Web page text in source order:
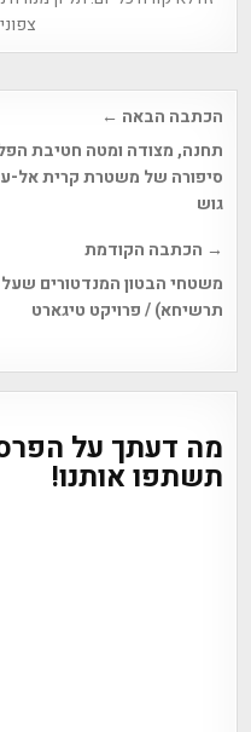
Post
navigation
הכתבה הבאה ←
תחנה, מצודה ומטה חטיבת
סיפורה של משטרת קרית אל-
גוש
→ הכתבה הקודמת
משטחי הבטון המנדטורים
תרשיחא) / פרויקט טיגארט
מה דעתך על
תשתפו אותנו!